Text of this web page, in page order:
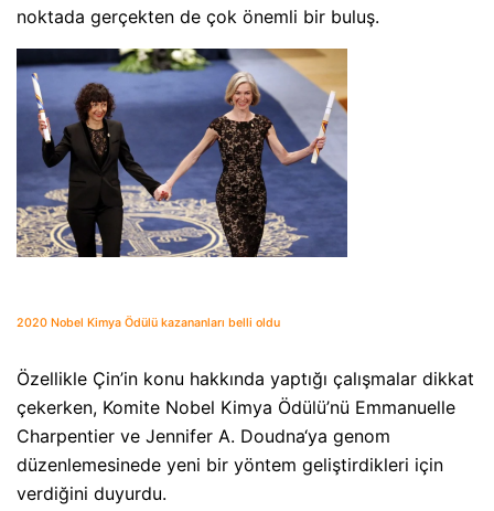
noktada gerçekten de çok önemli bir buluş.
2020 Nobel Kimya Ödülü kazananları belli oldu
Özellikle Çin’in konu hakkında yaptığı çalışmalar dikkat
çekerken, Komite Nobel Kimya Ödülü’nü Emmanuelle
Charpentier ve Jennifer A. Doudna‘ya genom
düzenlemesinede yeni bir yöntem geliştirdikleri için
verdiğini duyurdu.